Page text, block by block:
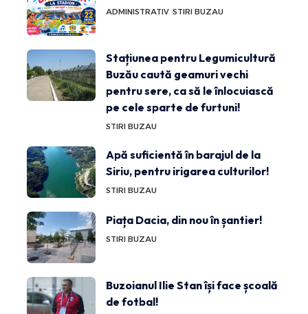
ADMINISTRATIV STIRI BUZAU
Stațiunea pentru Legumicultură
Buzău caută geamuri vechi
pentru sere, ca să le înlocuiască
pe cele sparte de furtuni!
STIRI BUZAU
Apă suficientă în barajul de la
Siriu, pentru irigarea culturilor!
STIRI BUZAU
Piața Dacia, din nou în șantier!
STIRI BUZAU
Buzoianul Ilie Stan își face școală
de fotbal!